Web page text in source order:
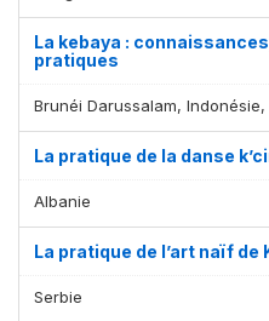
La kebaya :
pratiques
Brunéi Darussalam,
La pratique de la danse
Albanie
La pratique de l’art naïf de
Serbie